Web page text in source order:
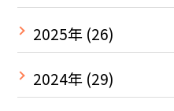
2025年 (26)
2024年 (29)